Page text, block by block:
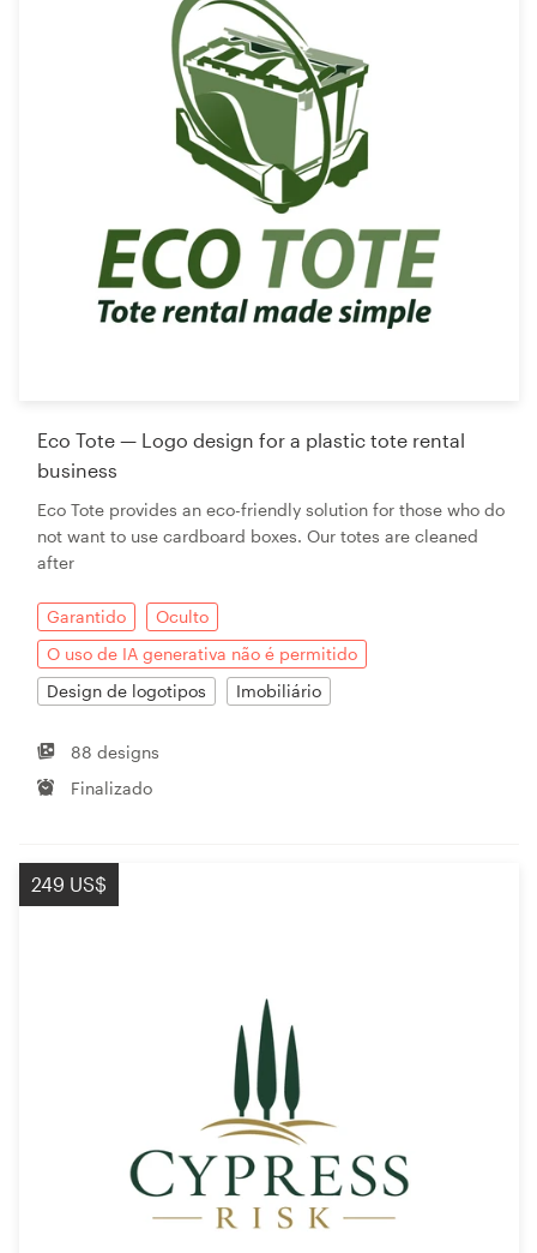
Eco Tote — Logo design for a plastic tote rental
business
Eco Tote provides an eco-friendly solution for those who do
not want to use cardboard boxes. Our totes are cleaned
after
Garantido
Oculto
O uso de IA generativa não é permitido
Design de logotipos
Imobiliário
88 designs
Finalizado
249 US$